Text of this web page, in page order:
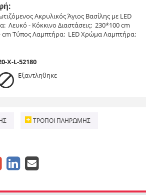
Ακρυλικός Άγιος Βασίλης με LED
Λευκό - Κόκκινο Διαστάσεις: 230*100 cm
Tύπος Λαμπτήρα: LED Χρώμα Λαμπτήρα:
X-L-52180
Εξαντληθηκε
ΤΡΌΠΟΙ ΠΛΗΡΩΜΉΣ